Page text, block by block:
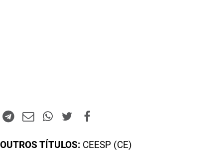
OUTROS TÍTULOS: CEESP (CE)